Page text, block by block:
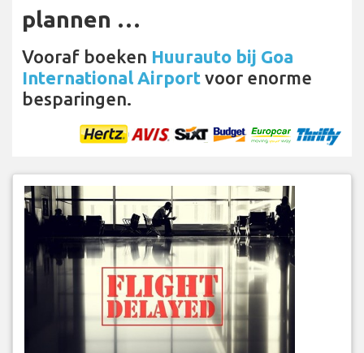
plannen …
Vooraf boeken Huurauto bij Goa
International Airport voor enorme
besparingen.